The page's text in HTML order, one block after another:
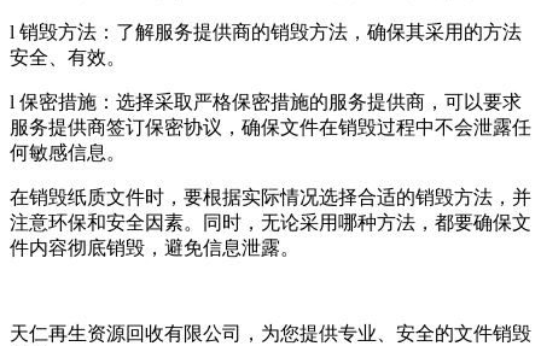
l 销毁方法：了解服务提供商的销毁方法，确保其采用的方法
安全、有效。
l 保密措施：选择采取严格保密措施的服务提供商，可以要求
服务提供商签订保密协议，确保文件在销毁过程中不会泄露任
何敏感信息。
在销毁纸质文件时，要根据实际情况选择合适的销毁方法，并
注意环保和安全因素。同时，无论采用哪种方法，都要确保文
件内容彻底销毁，避免信息泄露。
天仁再生资源回收有限公司，为您提供专业、安全的文件销毁